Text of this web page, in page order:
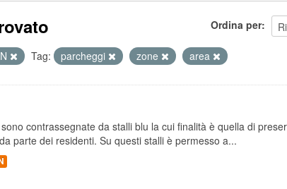
Ordina per
Tag: parcheggi zone area
contrassegnate da stalli blu la cui finalità è quella di
parte dei residenti. Su questi stalli è permesso a...